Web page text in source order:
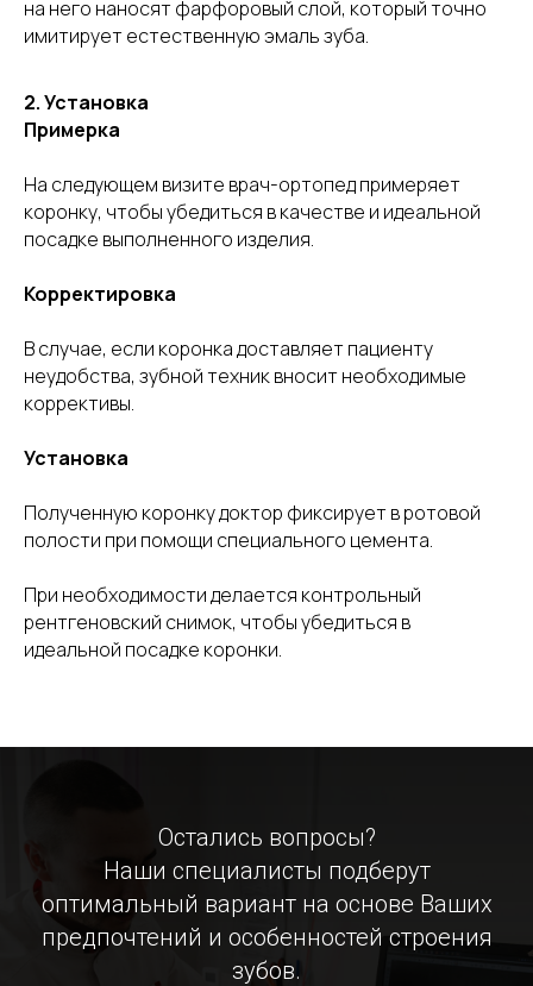
на него наносят фарфоровый слой, который точно
имитирует естественную эмаль зуба.
2.Установка
Примерка
На следующем визите врач-ортопед примеряет
коронку, чтобы убедиться в качестве и идеальной
посадке выполненного изделия.
Корректировка
В случае, если коронка доставляет пациенту
неудобства, зубной техник вносит необходимые
коррективы.
Установка
Полученную коронку доктор фиксирует в ротовой
полости при помощи специального цемента.
При необходимости делается контрольный
рентгеновский снимок, чтобы убедиться в
идеальной посадке коронки.
Остались вопросы?
Наши специалисты подберут
оптимальный вариант на основе Ваших
предпочтений и особенностей строения
зубов.